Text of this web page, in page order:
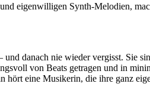
eigenwilligen Synth-Melodien,
danach nie wieder vergisst. Sie
von Beats getragen und in
eine Musikerin, die ihre ganz